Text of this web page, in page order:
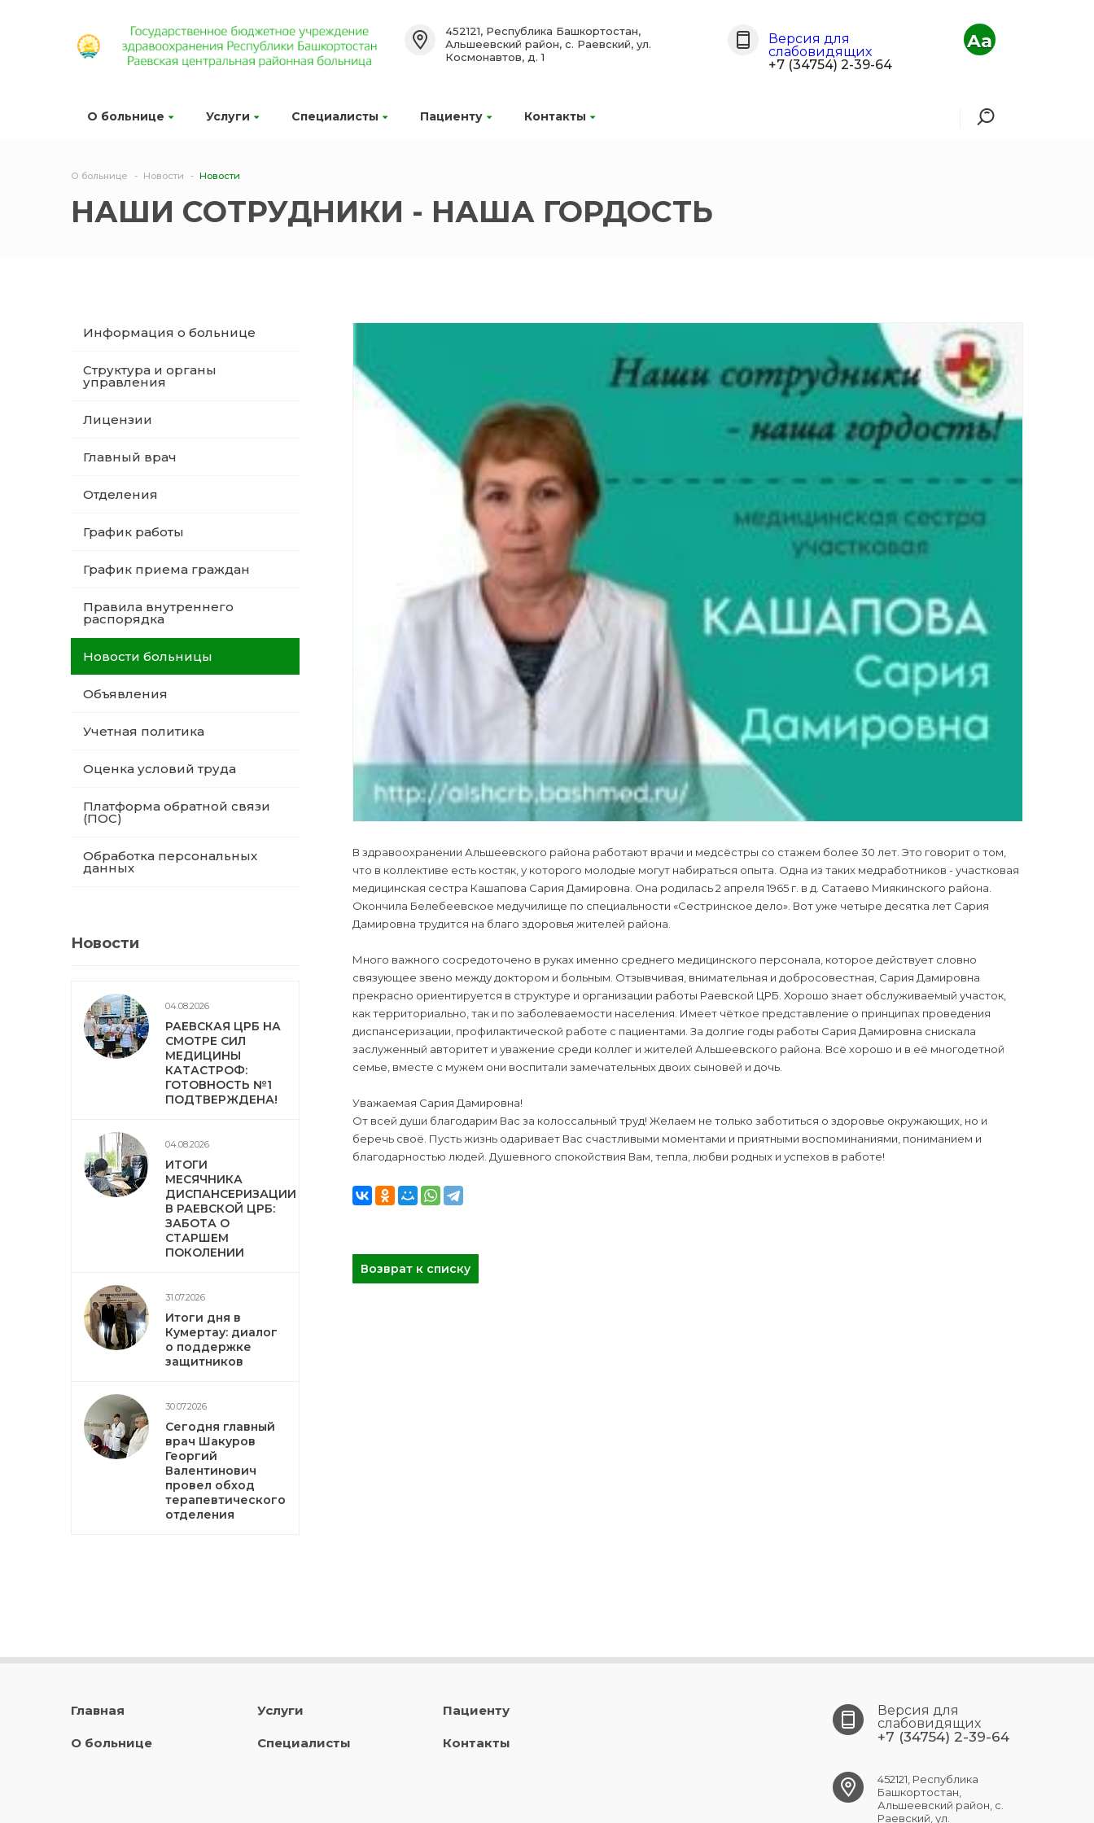
О больнице Услуги Специалисты Пациенту Контакты
452121, Республика Башкортостан,
Альшеевский район, с. Раевский, ул.
Космонавтов, д. 1
Версия для
слабовидящих
+7 (34754) 2-39-64
Aa
О больнице Новости Новости
НАШИ СОТРУДНИКИ - НАША ГОРДОСТЬ
Информация о больнице
Структура и органы
управления
Лицензии
Главный врач
Отделения
График работы
График приема граждан
Правила внутреннего
распорядка
Новости больницы
Объявления
Учетная политика
Оценка условий труда
Платформа обратной связи
(ПОС)
Обработка персональных
данных
Новости
04.08.2026
РАЕВСКАЯ ЦРБ НА
СМОТРЕ СИЛ
МЕДИЦИНЫ
КАТАСТРОФ:
ГОТОВНОСТЬ №1
ПОДТВЕРЖДЕНА!
04.08.2026
ИТОГИ
МЕСЯЧНИКА
ДИСПАНСЕРИЗАЦИИ
В РАЕВСКОЙ ЦРБ:
ЗАБОТА О
СТАРШЕМ
ПОКОЛЕНИИ
31.07.2026
Итоги дня в
Кумертау: диалог
о поддержке
защитников
30.07.2026
Сегодня главный
врач Шакуров
Георгий
Валентинович
провел обход
терапевтического
отделения
В здравоохранении Альшеевского района работают врачи и медсёстры со стажем более 30 лет. Это говорит о том,
что в коллективе есть костяк, у которого молодые могут набираться опыта. Одна из таких медработников - участковая
медицинская сестра Кашапова Сария Дамировна. Она родилась 2 апреля 1965 г. в д. Сатаево Миякинского района.
Окончила Белебеевское медучилище по специальности «Сестринское дело». Вот уже четыре десятка лет Сария
Дамировна трудится на благо здоровья жителей района.
Много важного сосредоточено в руках именно среднего медицинского персонала, которое действует словно
связующее звено между доктором и больным. Отзывчивая, внимательная и добросовестная, Сария Дамировна
прекрасно ориентируется в структуре и организации работы Раевской ЦРБ. Хорошо знает обслуживаемый участок,
как территориально, так и по заболеваемости населения. Имеет чёткое представление о принципах проведения
диспансеризации, профилактической работе с пациентами. За долгие годы работы Сария Дамировна снискала
заслуженный авторитет и уважение среди коллег и жителей Альшеевского района. Всё хорошо и в её многодетной
семье, вместе с мужем они воспитали замечательных двоих сыновей и дочь.
Уважаемая Сария Дамировна!
От всей души благодарим Вас за колоссальный труд! Желаем не только заботиться о здоровье окружающих, но и
беречь своё. Пусть жизнь одаривает Вас счастливыми моментами и приятными воспоминаниями, пониманием и
благодарностью людей. Душевного спокойствия Вам, тепла, любви родных и успехов в работе!
Возврат к списку
Главная
О больнице
Услуги
Специалисты
Пациенту
Контакты
Версия для
слабовидящих
+7 (34754) 2-39-64
452121, Республика
Башкортостан,
Альшеевский район, с.
Раевский, ул.